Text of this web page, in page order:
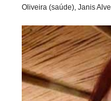
Oliveira (saúde), Janis